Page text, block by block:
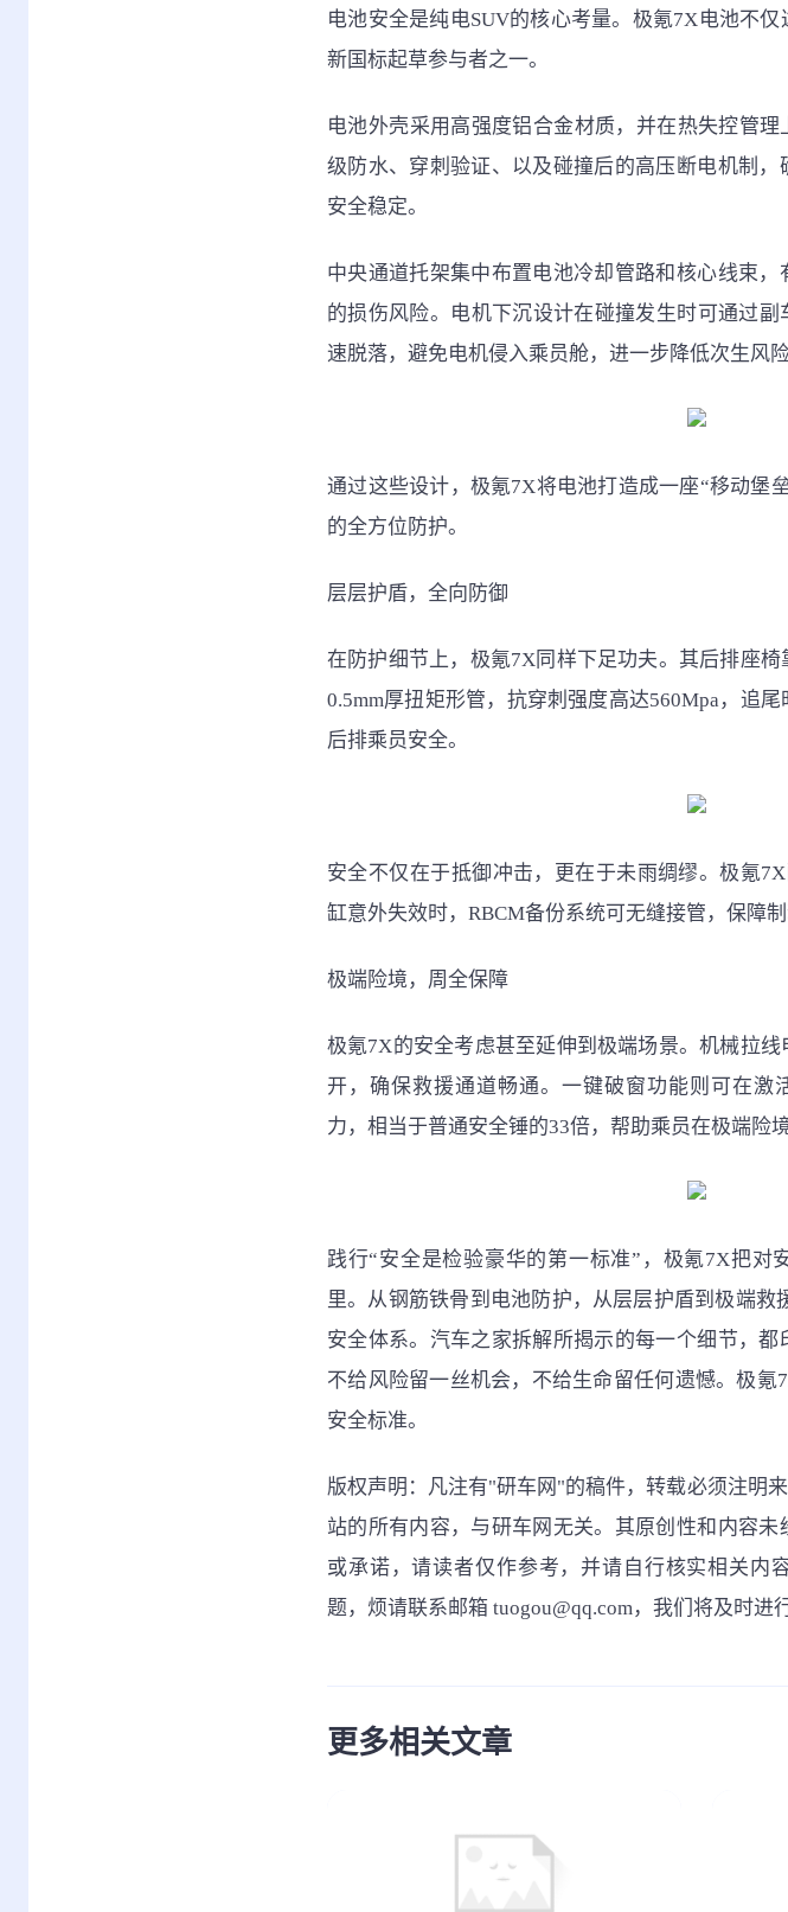
电池安全是纯电SUV的核心考量。极氪7X电池不
新国标起草参与者之一。
电池外壳采用高强度铝合金材质，并在热失控管
级防水、穿刺验证、以及碰撞后的高压断电机制，
安全稳定。
中央通道托架集中布置电池冷却管路和核心线束
的损伤风险。电机下沉设计在碰撞发生时可通过
速脱落，避免电机侵入乘员舱，进一步降低次生风险
通过这些设计，极氪7X将电池打造成一座“移动堡
的全方位防护。
层层护盾，全向防御
在防护细节上，极氪7X同样下足功夫。其后排座
0.5mm厚扭矩形管，抗穿刺强度高达560Mpa，追
后排乘员安全。
安全不仅在于抵御冲击，更在于未雨绸缪。极氪
缸意外失效时，RBCM备份系统可无缝接管，保障制
极端险境，周全保障
极氪7X的安全考虑甚至延伸到极端场景。机械拉
开，确保救援通道畅通。一键破窗功能则可在激
力，相当于普通安全锤的33倍，帮助乘员在极端险
践行“安全是检验豪华的第一标准”，极氪7X把对
里。从钢筋铁骨到电池防护，从层层护盾到极端救
安全体系。汽车之家拆解所揭示的每一个细节，都
不给风险留一丝机会，不给生命留任何遗憾。极氪
安全标准。
版权声明：凡注有"研车网"的稿件，转载必须注明
站的所有内容，与研车网无关。其原创性和内容
或承诺，请读者仅作参考，并请自行核实相关内
题，烦请联系邮箱 tuogou@qq.com，我们将及时进
更多相关文章